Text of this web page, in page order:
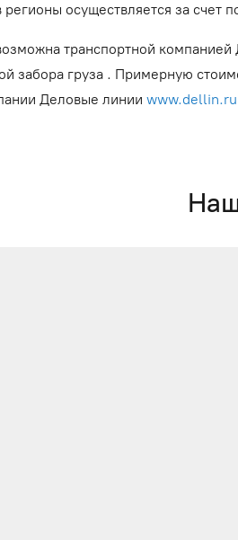
регионы осуществляется за счет
транспортной
забора груза . Примерную
Деловые линии www.dellin.ru